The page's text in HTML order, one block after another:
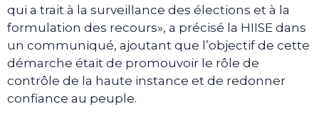
qui a trait à la surveillance des élections et à la
formulation des recours», a précisé la HIISE dans
un communiqué, ajoutant que l’objectif de cette
démarche était de promouvoir le rôle de
contrôle de la haute instance et de redonner
confiance au peuple.